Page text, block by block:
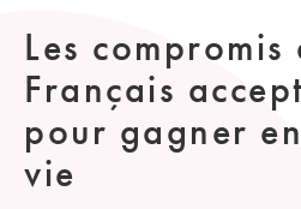
Les compromis
Français
pour gagner
vie